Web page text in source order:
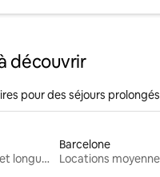
découvrir
pour des séjours prolongés
Locations moyenne et longue durée
Barcelone